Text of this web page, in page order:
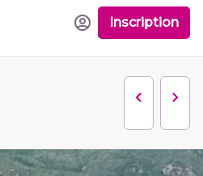
Inscription